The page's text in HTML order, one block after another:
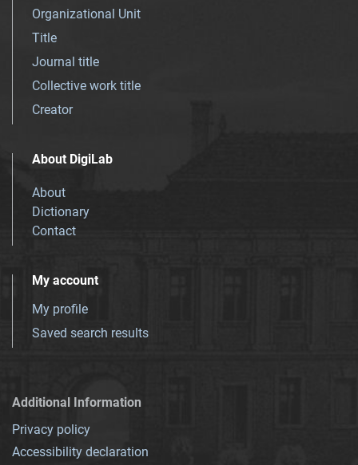
Organizational Unit
Title
Journal title
Collective work title
Creator
About DigiLab
About
Dictionary
Contact
My account
My profile
Saved search results
Additional Information
Privacy policy
Accessibility declaration